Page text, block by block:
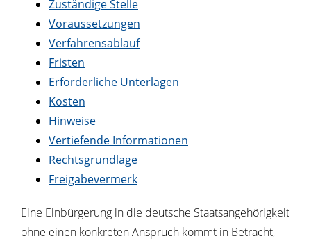
Zuständige Stelle
Voraussetzungen
Verfahrensablauf
Fristen
Erforderliche Unterlagen
Kosten
Hinweise
Vertiefende Informationen
Rechtsgrundlage
Freigabevermerk
Eine Einbürgerung in die deutsche Staatsangehörigkeit
ohne einen konkreten Anspruch kommt in Betracht,